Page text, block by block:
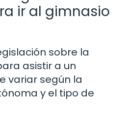
ir al gimnasio
sobre la
asistir a un
variar según la
y el tipo de